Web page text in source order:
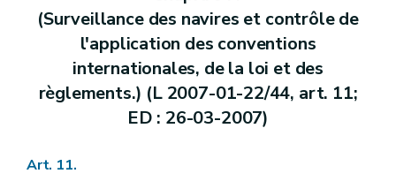
(Surveillance des navires et contrôle de
l'application des conventions
internationales, de la loi et des
règlements.) (L 2007-01-22/44, art. 11;
ED : 26-03-2007)
Art. 11.